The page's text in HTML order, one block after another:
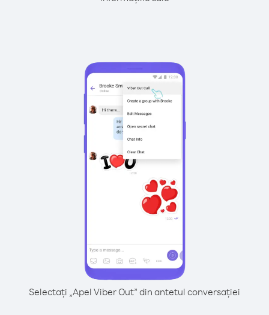
Selectați „Apel Viber Out” din antetul conversației